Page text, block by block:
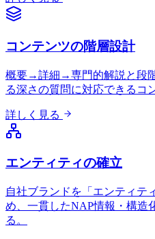
コンテンツの階層設計
概要→詳細→専門的解説と段
る深さの質問に対応できるコ
詳しく見る
エンティティの確立
自社ブランドを「エンティテ
め、一貫したNAP情報・構造
る。